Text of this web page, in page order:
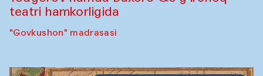
teatri hamkorligida
"Govkushon" madrasasi